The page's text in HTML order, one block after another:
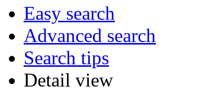
Easy search
Advanced search
Search tips
Detail view